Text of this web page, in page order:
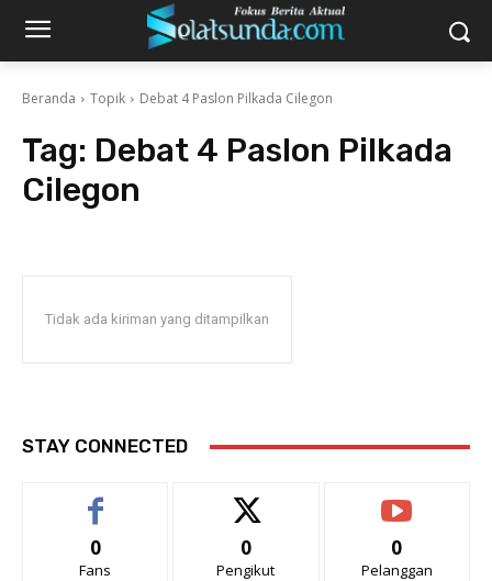
Beranda Topik Debat 4 Paslon Pilkada Cilegon
Tag: Debat 4 Paslon Pilkada
Cilegon
Tidak ada kiriman yang ditampilkan
STAY CONNECTED
0
Fans
0
Pengikut
0
Pelanggan